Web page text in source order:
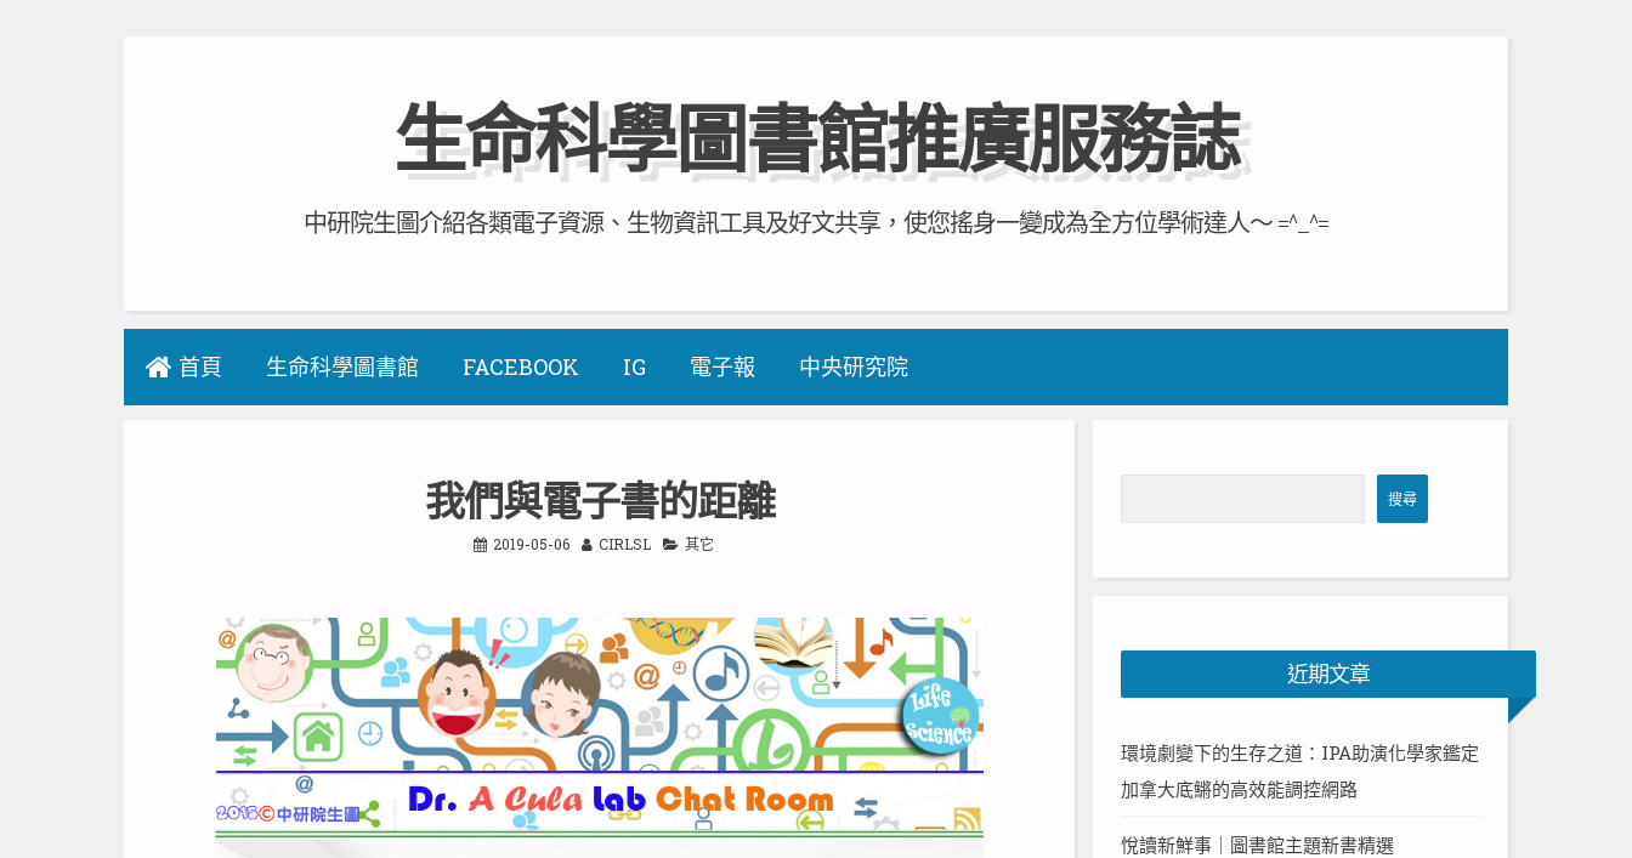
生命科學圖書館推廣服務誌
中研院生圖介紹各類電子資源、生物資訊工具及好文共享，使您搖身一變成為全方位學術達人～ =^_^=
首頁 生命科學圖書館 FACEBOOK IG 電子報 中央研究院
我們與電子書的距離
2019-05-06 CIRLSL 其它
尋
搜尋
近期文章
環境劇變下的生存之道：IPA助演化學家鑑定
加拿大底鱂的高效能調控網路
悅讀新鮮事｜圖書館主題新書精選